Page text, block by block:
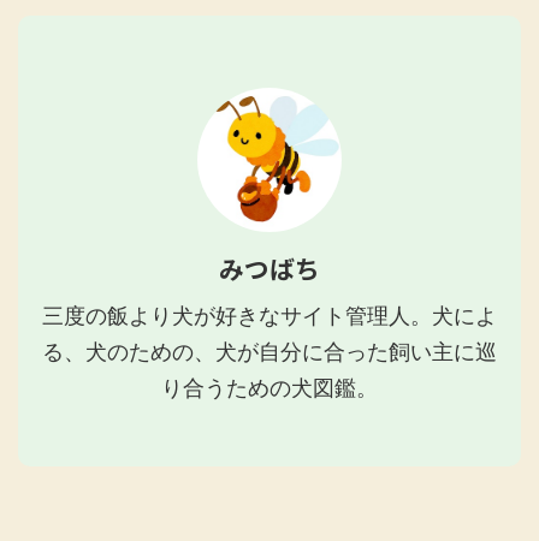
みつばち
三度の飯より犬が好きなサイト管理人。犬によ
る、犬のための、犬が自分に合った飼い主に巡
り合うための犬図鑑。